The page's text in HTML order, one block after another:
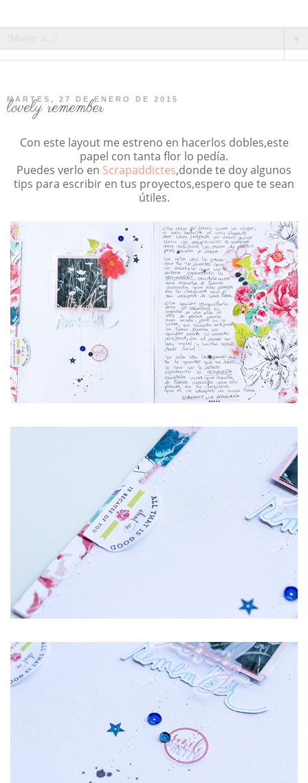
MARTES, 27 DE ENERO DE 2015
lovely remember
Con este layout me estreno en hacerlos dobles,este
papel con tanta flor lo pedía.
Puedes verlo en Scrapaddictes,donde te doy algunos
tips para escribir en tus proyectos,espero que te sean
útiles.